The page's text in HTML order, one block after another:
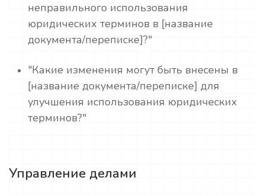
неправильного использования
юридических терминов в [название
документа/переписке]?"
"Какие изменения могут быть внесены в
[название документа/переписке] для
улучшения использования юридических
терминов?"
Управление делами